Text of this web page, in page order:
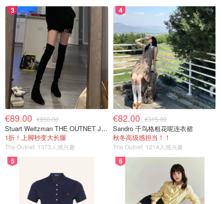
3
€89.00 €850.00
Stuart Weitzman THE OUTNET Jocey 弹力绒面过膝靴
1折！上脚秒变大长腿
The Outnet 1373人感兴趣
4
€82.00 €315.00
Sandro 千鸟格粗花呢连衣裙
秋冬高级感担当！！
The Outnet 1214人感兴趣
5 6